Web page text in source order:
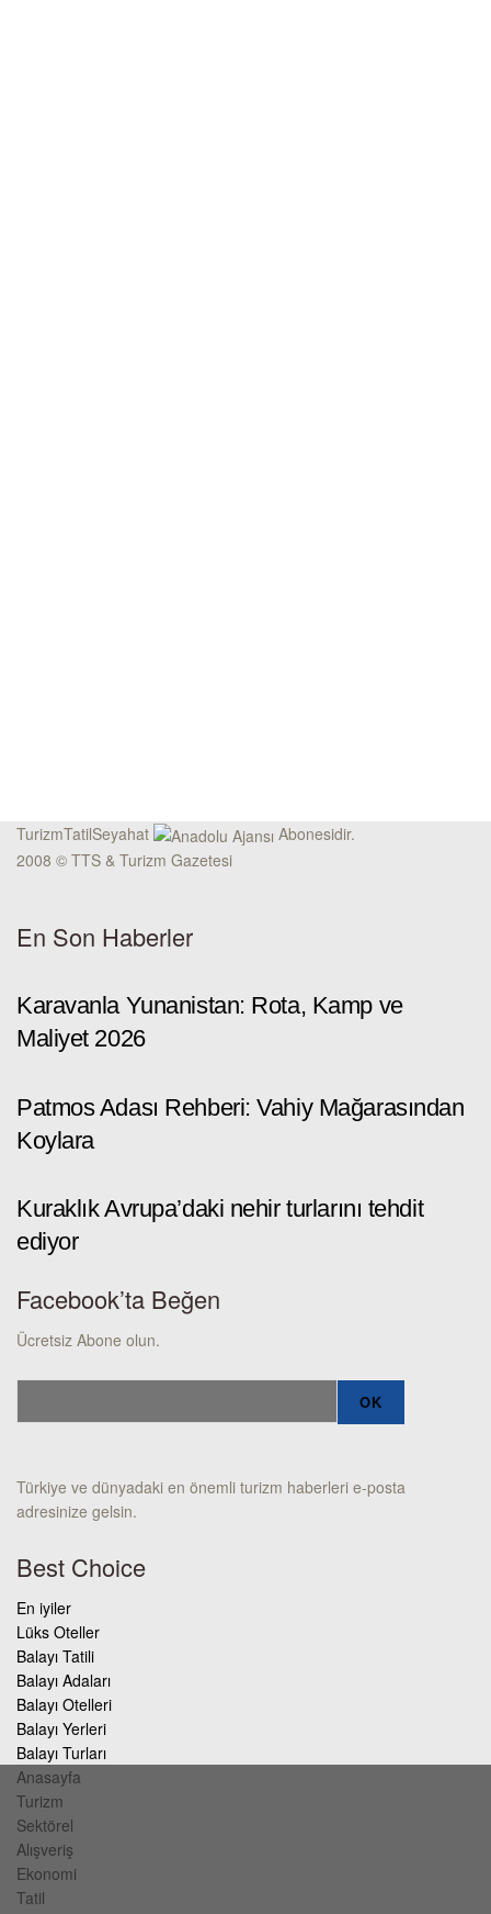
TurizmTatilSeyahat
Abonesidir.
2008 © TTS & Turizm Gazetesi
En Son Haberler
Karavanla Yunanistan: Rota, Kamp ve
Maliyet 2026
Patmos Adası Rehberi: Vahiy Mağarasından
Koylara
Kuraklık Avrupa’daki nehir turlarını tehdit
ediyor
Facebook’ta Beğen
Ücretsiz Abone olun.
Türkiye ve dünyadaki en önemli turizm haberleri e-posta
adresinize gelsin.
Best Choice
En iyiler
Lüks Oteller
Balayı Tatili
Balayı Adaları
Balayı Otelleri
Balayı Yerleri
Balayı Turları
Anasayfa
Turizm
Sektörel
Alışveriş
Ekonomi
Tatil